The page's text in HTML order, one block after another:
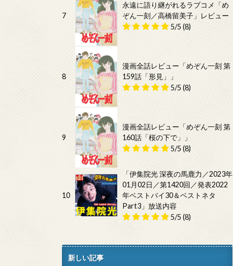
7
永遠に語り継がれるラブコメ「め
ぞん一刻／高橋留美子」レビュー
5/5 (8)
8
漫画全話レビュー「めぞん一刻 第
159話「形見」」
5/5 (8)
9
漫画全話レビュー「めぞん一刻 第
160話「桜の下で」」
5/5 (8)
10
「伊集院光 深夜の馬鹿力／2023年
01月02日／第1420回／発表2022
年ベストバイ30＆ベストネタ
Part3」放送内容
5/5 (8)
新しい記事